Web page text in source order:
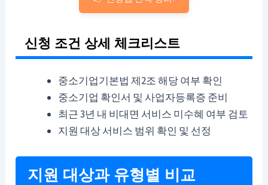
신청 조건 상세 체크리스트
중소기업기본법 제2조 해당 여부 확인
중소기업 확인서 및 사업자등록증 준비
최근 3년 내 비대면 서비스 미수혜 여부 검토
지원 대상 서비스 범위 확인 및 선정
지원 대상과 유형별 비교